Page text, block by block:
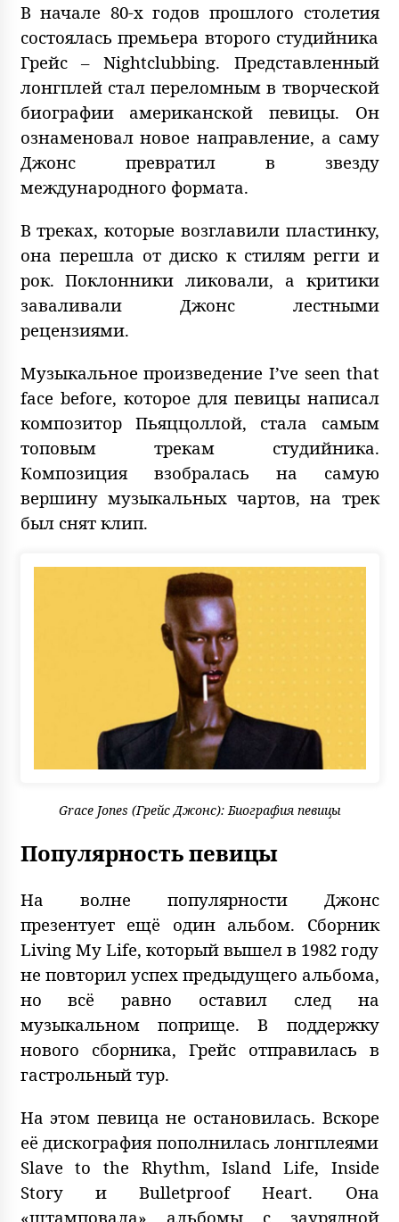
В начале 80-х годов прошлого столетия
состоялась премьера второго студийника
Грейс – Nightclubbing. Представленный
лонгплей стал переломным в творческой
биографии американской певицы. Он
ознаменовал новое направление, а саму
Джонс превратил в звезду
международного формата.
В треках, которые возглавили пластинку,
она перешла от диско к стилям регги и
рок. Поклонники ликовали, а критики
заваливали Джонс лестными
рецензиями.
Музыкальное произведение I’ve seen that
face before, которое для певицы написал
композитор Пьяццоллой, стала самым
топовым трекам студийника.
Композиция взобралась на самую
вершину музыкальных чартов, на трек
был снят клип.
Grace Jones (Грейс Джонс): Биография певицы
Популярность певицы
На волне популярности Джонс
презентует ещё один альбом. Сборник
Living My Life, который вышел в 1982 году
не повторил успех предыдущего альбома,
но всё равно оставил след на
музыкальном поприще. В поддержку
нового сборника, Грейс отправилась в
гастрольный тур.
На этом певица не остановилась. Вскоре
её дискография пополнилась лонгплеями
Slave to the Rhythm, Island Life, Inside
Story и Bulletproof Heart. Она
«штамповала» альбомы с заурядной